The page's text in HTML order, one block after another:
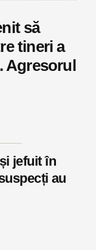
să
tineri a
Agresorul
jefuit în
au